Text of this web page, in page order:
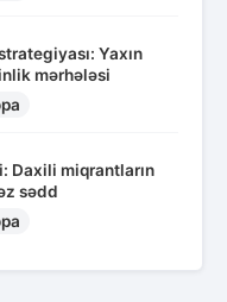
Yaxın
mərhələsi
Daxili miqrantların
sədd